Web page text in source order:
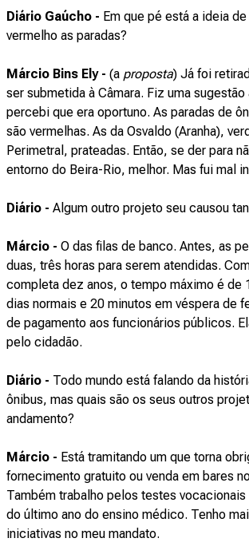
Diário Gaúcho - Em que pé está a ideia
vermelho as paradas?
Márcio Bins Ely - (a proposta) Já foi
ser submetida à Câmara. Fiz uma
percebi que era oportuno. As paradas de
são vermelhas. As da Osvaldo (Aranha),
Perimetral, prateadas. Então, se der para
entorno do Beira-Rio, melhor. Mas fui mal
Diário - Algum outro projeto seu causou
Márcio - O das filas de banco. Antes, as
duas, três horas para serem atendidas.
completa dez anos, o tempo máximo é de
dias normais e 20 minutos em véspera de
de pagamento aos funcionários públicos.
pelo cidadão.
Diário - Todo mundo está falando da
ônibus, mas quais são os seus outros
andamento?
Márcio - Está tramitando um que torna
fornecimento gratuito ou venda em bares
Também trabalho pelos testes vocacionais
do último ano do ensino médico. Tenho
iniciativas no meu mandato.